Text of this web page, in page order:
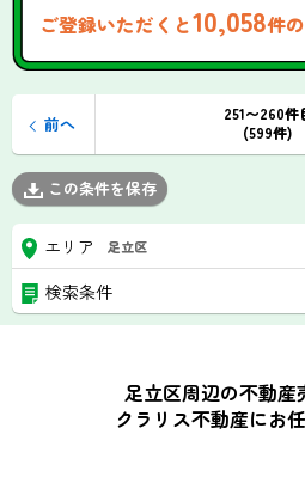
ご登録いただくと10,058件
251〜260件
(599件)
前へ
この条件を保存
エリア 足立区
検索条件
足立区周辺の不動産
クラリス不動産にお